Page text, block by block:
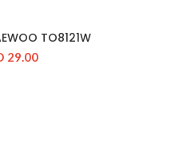
STOCK
TO8121W
29.00